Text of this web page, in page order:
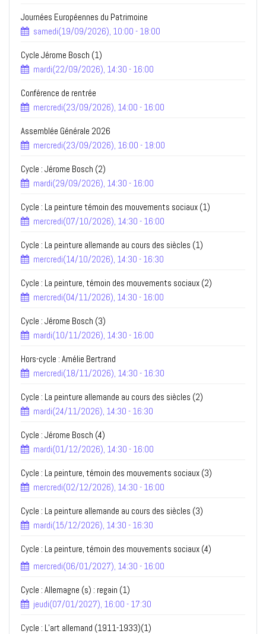
Journées Européennes du Patrimoine
samedi(19/09/2026), 10:00 - 18:00
Cycle Jérome Bosch (1)
mardi(22/09/2026), 14:30 - 16:00
Conférence de rentrée
mercredi(23/09/2026), 14:00 - 16:00
Assemblée Générale 2026
mercredi(23/09/2026), 16:00 - 18:00
Cycle : Jérome Bosch (2)
mardi(29/09/2026), 14:30 - 16:00
Cycle : La peinture témoin des mouvements sociaux (1)
mercredi(07/10/2026), 14:30 - 16:00
Cycle : La peinture allemande au cours des siècles (1)
mercredi(14/10/2026), 14:30 - 16:30
Cycle : La peinture, témoin des mouvements sociaux (2)
mercredi(04/11/2026), 14:30 - 16:00
Cycle : Jérome Bosch (3)
mardi(10/11/2026), 14:30 - 16:00
Hors-cycle : Amélie Bertrand
mercredi(18/11/2026), 14:30 - 16:30
Cycle : La peinture allemande au cours des siècles (2)
mardi(24/11/2026), 14:30 - 16:30
Cycle : Jérome Bosch (4)
mardi(01/12/2026), 14:30 - 16:00
Cycle : La peinture, témoin des mouvements sociaux (3)
mercredi(02/12/2026), 14:30 - 16:00
Cycle : La peinture allemande au cours des siècles (3)
mardi(15/12/2026), 14:30 - 16:30
Cycle : La peinture, témoin des mouvements sociaux (4)
mercredi(06/01/2027), 14:30 - 16:00
Cycle : Allemagne (s) : regain (1)
jeudi(07/01/2027), 16:00 - 17:30
Cycle : L’art allemand (1911-1933)(1)